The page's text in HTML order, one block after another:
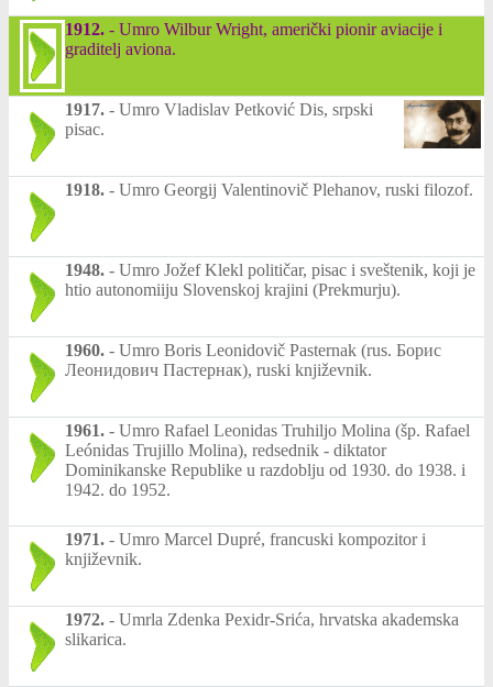
1912. - Umro Wilbur Wright, američki pionir aviacije i
graditelj aviona.
1917. - Umro Vladislav Petković Dis, srpski
pisac.
1918. - Umro Georgij Valentinovič Plehanov, ruski filozof.
1948. - Umro Jožef Klekl političar, pisac i sveštenik, koji je
htio autonomiiju Slovenskoj krajini (Prekmurju).
1960. - Umro Boris Leonidovič Pasternak (rus. Борис
Леонидович Пастернак), ruski književnik.
1961. - Umro Rafael Leonidas Truhiljo Molina (šp. Rafael
Leónidas Trujillo Molina), redsednik - diktator
Dominikanske Republike u razdoblju od 1930. do 1938. i
1942. do 1952.
1971. - Umro Marcel Dupré, francuski kompozitor i
književnik.
1972. - Umrla Zdenka Pexidr-Srića, hrvatska akademska
slikarica.